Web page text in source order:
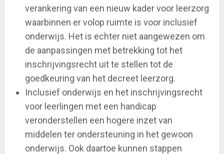
verankering van een nieuw kader voor leerzorg
waarbinnen er volop ruimte is voor inclusief
onderwijs. Het is echter niet aangewezen om
de aanpassingen met betrekking tot het
inschrijvingsrecht uit te stellen tot de
goedkeuring van het decreet leerzorg.
Inclusief onderwijs en het inschrijvingsrecht
voor leerlingen met een handicap
veronderstellen een hogere inzet van
middelen ter ondersteuning in het gewoon
onderwijs. Ook daartoe kunnen stappen